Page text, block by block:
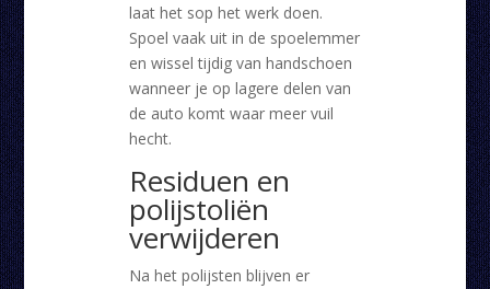
laat het sop het werk doen.
Spoel vaak uit in de spoelemmer
en wissel tijdig van handschoen
wanneer je op lagere delen van
de auto komt waar meer vuil
hecht.
Residuen en
polijstoliën
verwijderen
Na het polijsten blijven er